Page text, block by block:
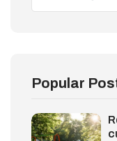
Popular